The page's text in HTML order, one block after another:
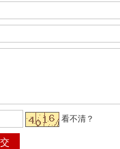
看不清？